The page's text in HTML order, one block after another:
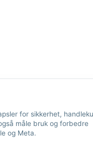
for sikkerhet,
måle bruk og forbedre
og Meta.